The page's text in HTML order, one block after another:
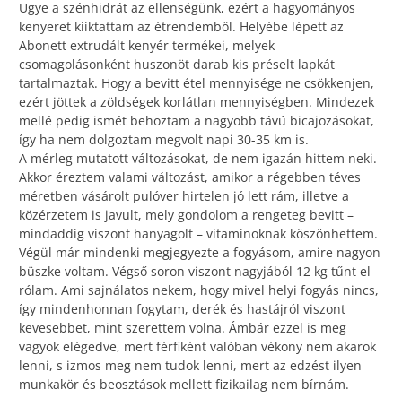
Ugye a szénhidrát az ellenségünk, ezért a hagyományos
kenyeret kiiktattam az étrendemből. Helyébe lépett az
Abonett extrudált kenyér termékei, melyek
csomagolásonként huszonöt darab kis préselt lapkát
tartalmaztak. Hogy a bevitt étel mennyisége ne csökkenjen,
ezért jöttek a zöldségek korlátlan mennyiségben. Mindezek
mellé pedig ismét behoztam a nagyobb távú bicajozásokat,
így ha nem dolgoztam megvolt napi 30-35 km is.
A mérleg mutatott változásokat, de nem igazán hittem neki.
Akkor éreztem valami változást, amikor a régebben téves
méretben vásárolt pulóver hirtelen jó lett rám, illetve a
közérzetem is javult, mely gondolom a rengeteg bevitt –
mindaddig viszont hanyagolt – vitaminoknak köszönhettem.
Végül már mindenki megjegyezte a fogyásom, amire nagyon
büszke voltam. Végső soron viszont nagyjából 12 kg tűnt el
rólam. Ami sajnálatos nekem, hogy mivel helyi fogyás nincs,
így mindenhonnan fogytam, derék és hastájról viszont
kevesebbet, mint szerettem volna. Ámbár ezzel is meg
vagyok elégedve, mert férfiként valóban vékony nem akarok
lenni, s izmos meg nem tudok lenni, mert az edzést ilyen
munkakör és beosztások mellett fizikailag nem bírnám.